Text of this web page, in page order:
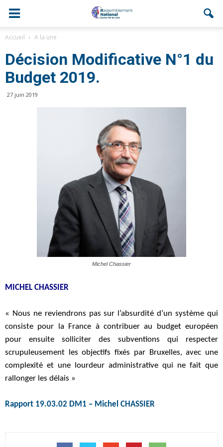
Accueil A la une
Décision Modificative N°1 du
Budget 2019.
27 juin 2019
Michel Chassier
MICHEL CHASSIER
« Nous ne reviendrons pas sur l’absurdité d’un système qui
consiste pour la France à contribuer au budget européen
pour ensuite solliciter des subventions qui respecter
scrupuleusement les objectifs fixés par Bruxelles, avec une
complexité et une lourdeur administrative qui ne fait que
rallonger les délais »
Rapport 19.03.02 DM1 – Michel CHASSIER